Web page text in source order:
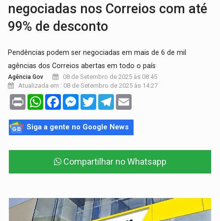
negociadas nos Correios com até
99% de desconto
Pendências podem ser negociadas em mais de 6 de mil
agências dos Correios abertas em todo o país
Agência Gov
08 de Setembro de 2025 às 08:45
Atualizada em : 08 de Setembro de 2025 às 14:27
Print WhatsAppFacebookMessenger
TwitterTelegram
Siga a gente no Google News
Compartilhar no Whatsapp